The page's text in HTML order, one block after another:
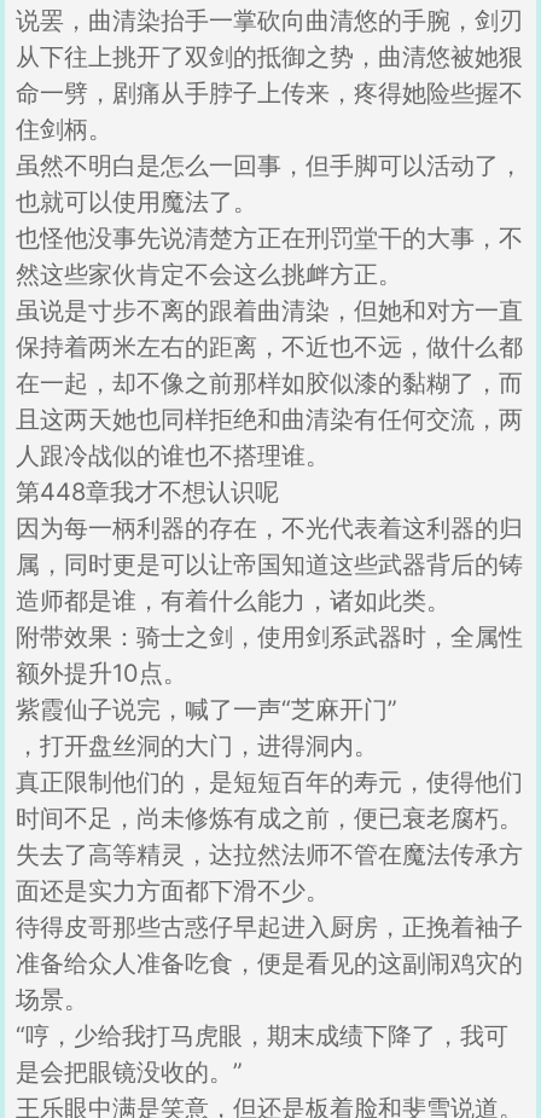
说罢，曲清染抬手一掌砍向曲清悠的手腕，剑刃
从下往上挑开了双剑的抵御之势，曲清悠被她狠
命一劈，剧痛从手脖子上传来，疼得她险些握不
住剑柄。
虽然不明白是怎么一回事，但手脚可以活动了，
也就可以使用魔法了。
也怪他没事先说清楚方正在刑罚堂干的大事，不
然这些家伙肯定不会这么挑衅方正。
虽说是寸步不离的跟着曲清染，但她和对方一直
保持着两米左右的距离，不近也不远，做什么都
在一起，却不像之前那样如胶似漆的黏糊了，而
且这两天她也同样拒绝和曲清染有任何交流，两
人跟冷战似的谁也不搭理谁。
第448章我才不想认识呢
因为每一柄利器的存在，不光代表着这利器的归
属，同时更是可以让帝国知道这些武器背后的铸
造师都是谁，有着什么能力，诸如此类。
附带效果：骑士之剑，使用剑系武器时，全属性
额外提升10点。
紫霞仙子说完，喊了一声“芝麻开门”
，打开盘丝洞的大门，进得洞内。
真正限制他们的，是短短百年的寿元，使得他们
时间不足，尚未修炼有成之前，便已衰老腐朽。
失去了高等精灵，达拉然法师不管在魔法传承方
面还是实力方面都下滑不少。
待得皮哥那些古惑仔早起进入厨房，正挽着袖子
准备给众人准备吃食，便是看见的这副闹鸡灾的
场景。
“哼，少给我打马虎眼，期末成绩下降了，我可
是会把眼镜没收的。”
王乐眼中满是笑意，但还是板着脸和斐雪说道。